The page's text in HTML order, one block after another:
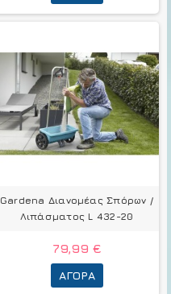
Gardena Διανομέας Σπόρων /
Λιπάσματος L 432-20
79,99 €
ΑΓΟΡΆ